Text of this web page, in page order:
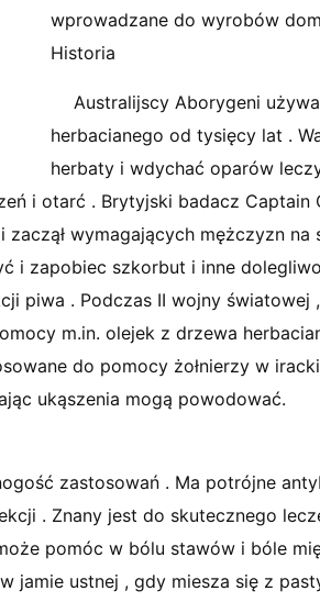
wprowadzane do wyrobów
Historia
Australijscy Aborygeni
herbacianego od tysięcy lat .
herbaty i wdychać oparów
i otarć . Brytyjski badacz Captain
wymagających mężczyzn
i zapobiec szkorbut i inne
piwa . Podczas II wojny światowej
m.in. olejek z drzewa
do pomocy żołnierzy w
ukąszenia mogą powodować.
zastosowań . Ma potrójne
. Znany jest do skutecznego
pomóc w bólu stawów i bóle
jamie ustnej , gdy miesza się z